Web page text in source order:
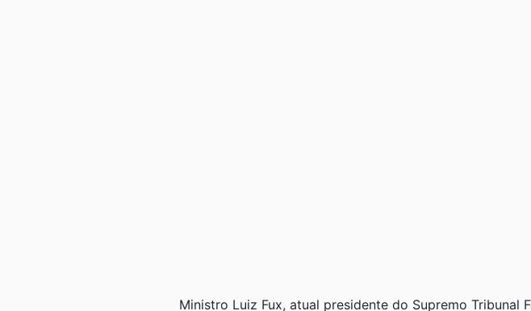
Ministro Luiz Fux, atual presidente do Supremo Tribunal